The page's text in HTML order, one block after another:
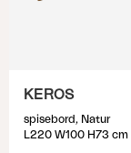
KEROS
spisebord, Natur
L220 W100 H73 cm